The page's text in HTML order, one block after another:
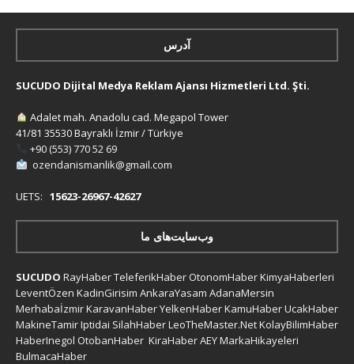
آدرس
SUCUDO Dijital Medya Reklam Ajansı Hizmetleri Ltd. Şti.
Adalet mah. Anadolu cad. Megapol Tower
41/81 35530 Bayraklı İzmir / Türkiye
+90 (553) 770 52 69
ozendanismanlik@gmail.com
UETS: 15623-26967-42627
وب‌سایت‌های ما
SUCUDO RayHaberTeleferikHaber OtonomHaberKimyaHaberleri
LeventÖzen KadinGirisim AnkaraYasam AdanaMersin
MerhabaİzmirKaravanHaberYelkenHaberKamuHaberUcakHaber
MakineTamirIptidai SilahHaberLeoTheMaster.NetKolayBilimHaber
HaberInegol OtobanHaber KiraHaberAEYMarkaHikayeleri
BulmacaHaber